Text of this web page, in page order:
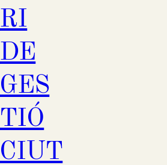
RI
DE
GES
TIÓ
CIUT